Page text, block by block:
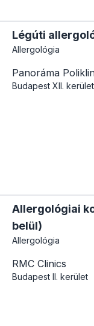
Légúti
Allergológia
Panoráma
Budapest XII. kerület
Allergológiai
belül)
Allergológia
RMC Clinics
Budapest II. kerület